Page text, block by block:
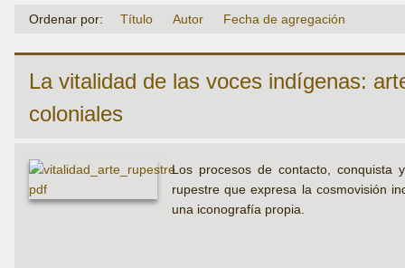
Ordenar por: Título Autor Fecha de agregación
La vitalidad de las voces indígenas:
coloniales
Los procesos de contacto, conquista
rupestre que expresa la cosmovisión
una iconografía propia.